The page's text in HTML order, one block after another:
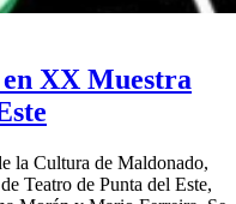
en XX Muestra
la Cultura de Maldonado,
Teatro de Punta del Este,